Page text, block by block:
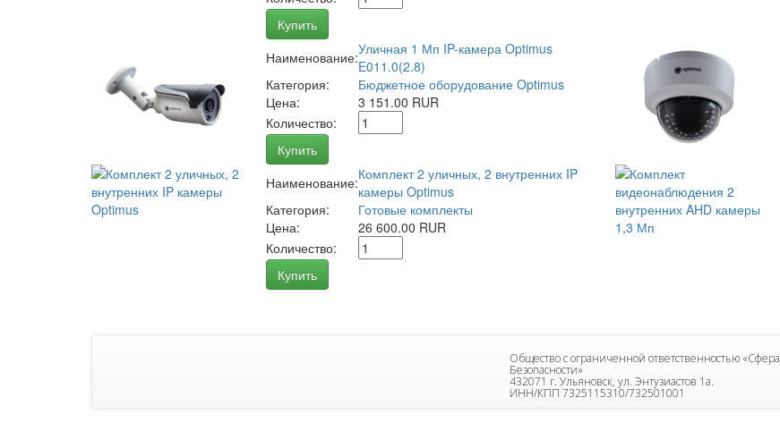
Купить
Наименование:Уличная 1 Мп IP-камера Optimus
E011.0(2.8)
Категория:
Бюджетное оборудование Optimus
Цена:
3 151.00 RUR
Количество:
Купить
Наименование:Комплект 2 уличных, 2 внутренних IP
камеры Optimus
Категория:
Готовые комплекты
Цена:
26 600.00 RUR
Количество:
Купить
Общество с ограниченной ответственностью «Сфера
Безопасности»
432071 г. Ульяновск, ул. Энтузиастов 1а.
ИНН/КПП 7325115310/732501001